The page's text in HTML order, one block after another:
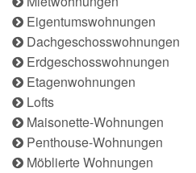
Eigentumswohnungen
Dachgeschosswohnungen
Erdgeschosswohnungen
Etagenwohnungen
Lofts
Maisonette-Wohnungen
Penthouse-Wohnungen
Möblierte Wohnungen